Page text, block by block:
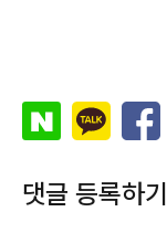
댓글 등록하기